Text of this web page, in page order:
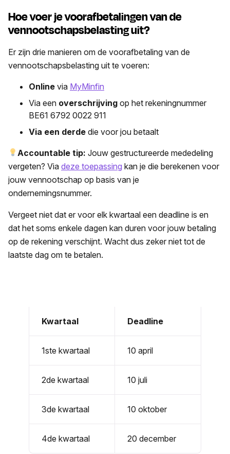
Hoe voer je voorafbetalingen van de
vennootschapsbelasting uit?
Er zijn drie manieren om de voorafbetaling van de
vennootschapsbelasting uit te voeren:
Online via MyMinfin
Via een overschrijving op het rekeningnummer
BE61 6792 0022 911
Via een derde die voor jou betaalt
Accountable tip:Jouw gestructureerde mededeling
vergeten? Via deze toepassing kan je die berekenen voor
jouw vennootschap op basis van je
ondernemingsnummer.
Vergeet niet dat er voor elk kwartaal een deadline is en
dat het soms enkele dagen kan duren voor jouw betaling
op de rekening verschijnt. Wacht dus zeker niet tot de
laatste dag om te betalen.
Kwartaal Deadline
1ste kwartaal 10 april
2de kwartaal 10 juli
3de kwartaal 10 oktober
4de kwartaal 20 december